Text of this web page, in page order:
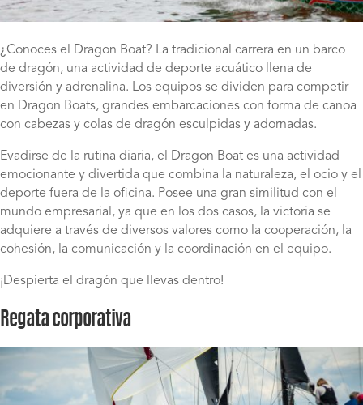
¿Conoces el Dragon Boat? La tradicional carrera en un barco
de dragón, una actividad de deporte acuático llena de
diversión y adrenalina. Los equipos se dividen para competir
en Dragon Boats, grandes embarcaciones con forma de canoa
con cabezas y colas de dragón esculpidas y adornadas.
Evadirse de la rutina diaria, el Dragon Boat es una actividad
emocionante y divertida que combina la naturaleza, el ocio y el
deporte fuera de la oficina. Posee una gran similitud con el
mundo empresarial, ya que en los dos casos, la victoria se
adquiere a través de diversos valores como la cooperación, la
cohesión, la comunicación y la coordinación en el equipo.
¡Despierta el dragón que llevas dentro!
Regata corporativa